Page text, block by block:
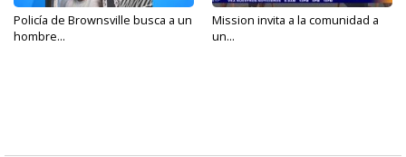
Policía de Brownsville busca a un
hombre...
Mission invita a la comunidad a
un...